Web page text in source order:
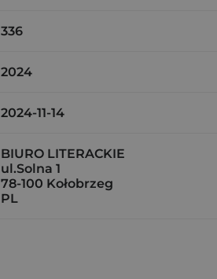
336
2024
2024-11-14
BIURO LITERACKIE
ul.Solna 1
78-100 Kołobrzeg
PL